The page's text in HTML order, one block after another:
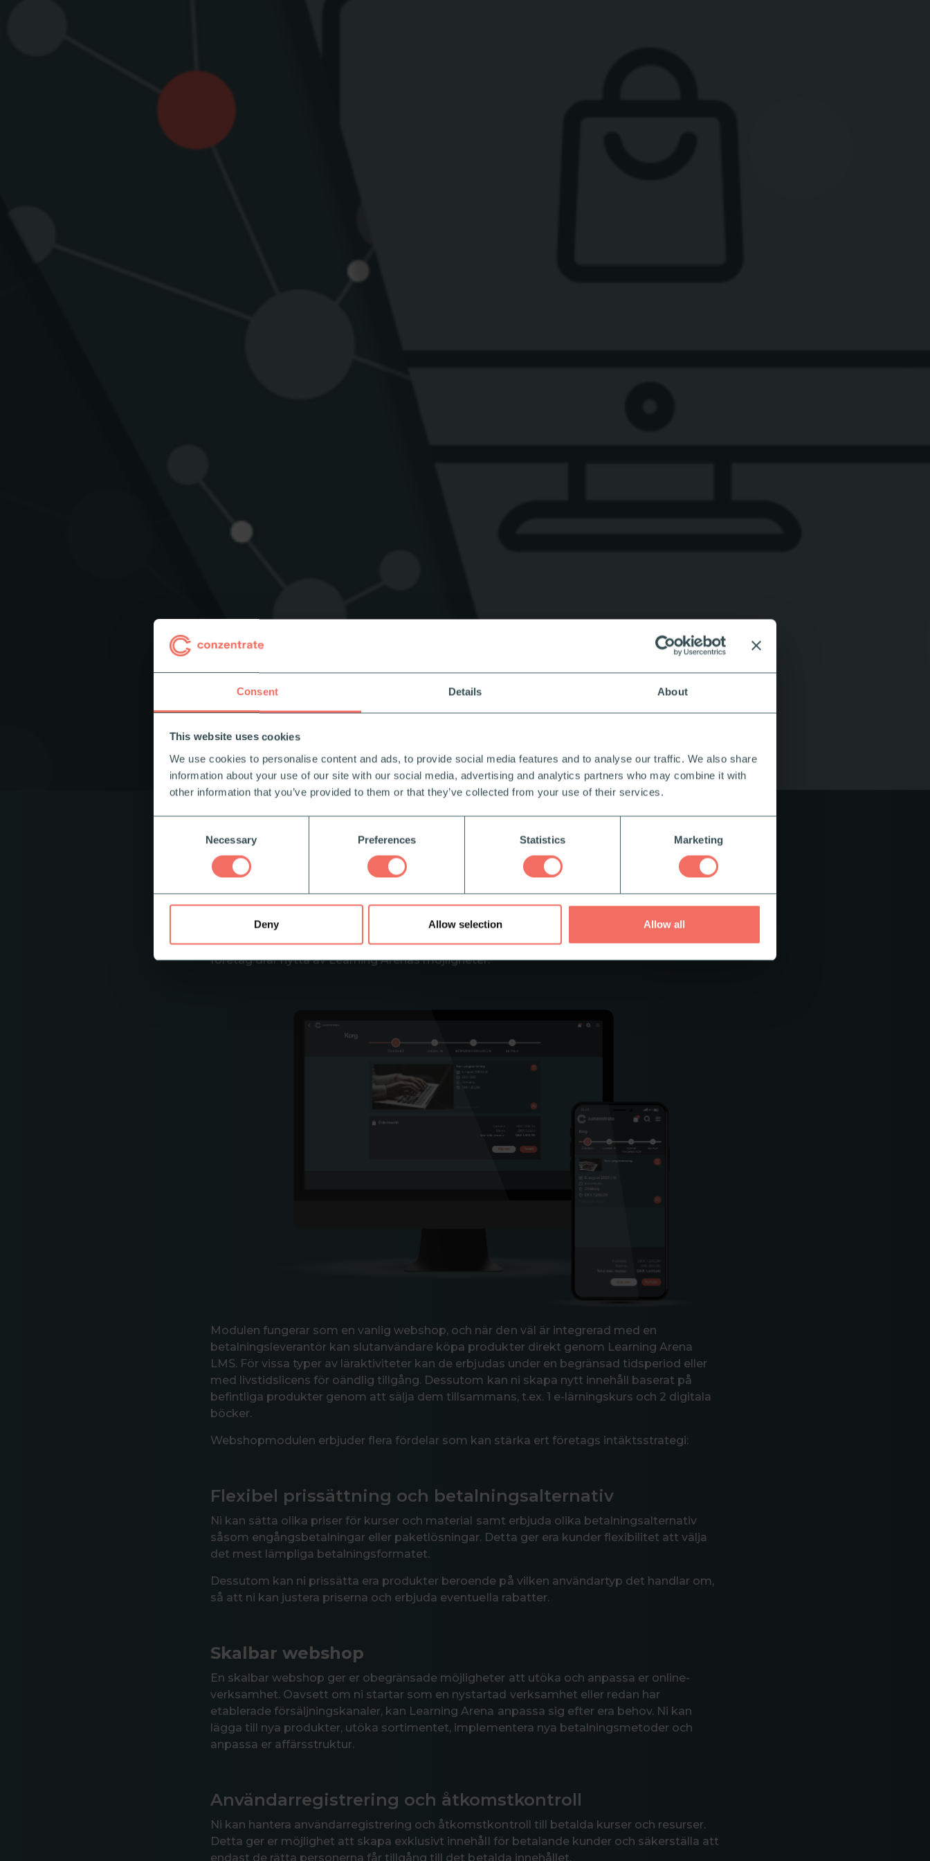
Consent Details About
This website uses cookies
We use cookies to personalise content and ads, to provide social media features and to analyse our traffic. We also share
information about your use of our site with our social media, advertising and analytics partners who may combine it with
other information that you’ve provided to them or that they’ve collected from your use of their services.
Necessary Preferences Statistics Marketing
Deny Allow selection Allow all
Skapa affärer med webshop
Genom att sälja e-lärande kan ni skapa en win-win-situation där både era kunder och ert
företag drar nytta av Learning Arenas möjligheter.
Modulen fungerar som en vanlig webshop, och när den väl är integrerad med en
betalningsleverantör kan slutanvändare köpa produkter direkt genom Learning Arena
LMS. För vissa typer av läraktiviteter kan de erbjudas under en begränsad tidsperiod eller
med livstidslicens för oändlig tillgång. Dessutom kan ni skapa nytt innehåll baserat på
befintliga produkter genom att sälja dem tillsammans, t.ex. 1 e-lärningskurs och 2 digitala
böcker.
Webshopmodulen erbjuder flera fördelar som kan stärka ert företags intäktsstrategi:
Flexibel prissättning och betalningsalternativ
Ni kan sätta olika priser för kurser och material samt erbjuda olika betalningsalternativ
såsom engångsbetalningar eller paketlösningar. Detta ger era kunder flexibilitet att välja
det mest lämpliga betalningsformatet.
Dessutom kan ni prissätta era produkter beroende på vilken användartyp det handlar om,
så att ni kan justera priserna och erbjuda eventuella rabatter.
Skalbar webshop
En skalbar webshop ger er obegränsade möjligheter att utöka och anpassa er online-
verksamhet. Oavsett om ni startar som en nystartad verksamhet eller redan har
etablerade försäljningskanaler, kan Learning Arena anpassa sig efter era behov. Ni kan
lägga till nya produkter, utöka sortimentet, implementera nya betalningsmetoder och
anpassa er affärsstruktur.
Användarregistrering och åtkomstkontroll
Ni kan hantera användarregistrering och åtkomstkontroll till betalda kurser och resurser.
Detta ger er möjlighet att skapa exklusivt innehåll för betalande kunder och säkerställa att
endast de rätta personerna får tillgång till det betalda innehållet.